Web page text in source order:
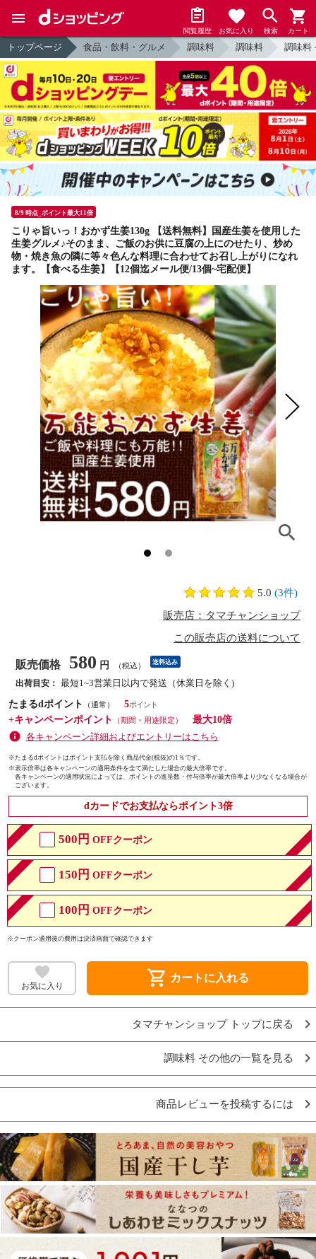
閲覧履歴 お気に入り 検索 カート
トップページ 食品・飲料・グルメ 調味料 調味料 調味料
8/9 時点_ポイント最大11倍
こりゃ旨いっ！おかず生姜130g 【送料無料】国産生姜を使用した
生姜グルメ♪そのまま、ご飯のお供に豆腐の上にのせたり、炒め
物・焼き魚の隣に等々色んな料理に合わせてお召し上がりになれ
ます。【食べる生姜】【12個迄メール便/13個~宅配便】
5.0 (3件)
販売店：タマチャンショップ
この販売店の送料について
販売価格 580 円 （税込） 送料込み
出荷目安： 最短1~3営業日以内で発送（休業日を除く)
たまるdポイント
（通常）
5
+キャンペーンポイント
（期間・用途限定）
最大10倍
各キャンペーン詳細およびエントリーはこちら
※たまるdポイントはポイント支払を除く商品代金(税抜)の1％です。
※表示倍率は各キャンペーンの適用条件を全て満たした場合の最大倍率です。
各キャンペーンの適用状況によっては、ポイントの進呈数・付与倍率が最大倍率より少なくなる場合が
ございます。
dカードでお支払ならポイント3倍
500円 OFFクーポン
150円 OFFクーポン
100円 OFFクーポン
※クーポン適用後の費用は決済画面で確認できます
お気に入り shopping_cart カートに入れる
タマチャンショップ トップに戻る
調味料 その他の一覧を見る
商品レビューを投稿するには